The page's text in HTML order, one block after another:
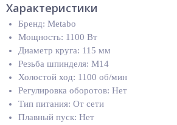
Характеристики
Бренд: Metabo
Мощность: 1100 Вт
Диаметр круга: 115 мм
Резьба шпинделя: M14
Холостой ход: 1100 об/мин
Регулировка оборотов: Нет
Тип питания: От сети
Плавный пуск: Нет